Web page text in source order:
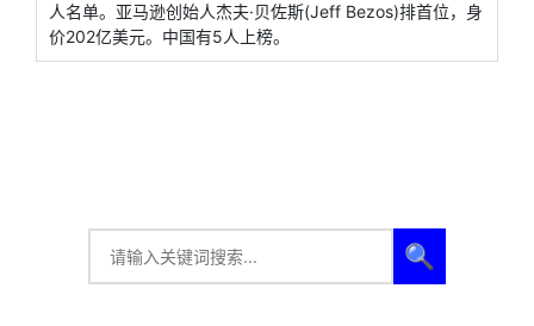
人名单。亚马逊创始人杰夫·贝佐斯(Jeff Bezos)排首位，身
价202亿美元。中国有5人上榜。
🔍